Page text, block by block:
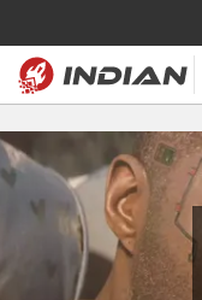
Magazín
Recenze
Videa